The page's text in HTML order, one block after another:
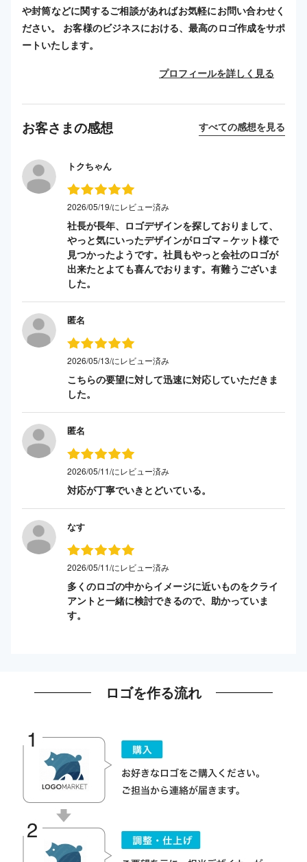
や封筒などに関するご相談があればお気軽にお問い合わせく
ださい。 お客様のビジネスにおける、最高のロゴ作成をサポ
ートいたします。
プロフィールを詳しく見る
お客さまの感想 すべての感想を見る
トクちゃん
2026/05/19/にレビュー済み
社長が長年、ロゴデザインを探しておりまして、
やっと気にいったデザインがロゴマ－ケット様で
見つかったようです。社員もやっと会社のロゴが
出来たとよても喜んでおります。有難うございま
した。
匿名
2026/05/13/にレビュー済み
こちらの要望に対して迅速に対応していただきま
した。
匿名
2026/05/11/にレビュー済み
対応が丁寧でいきとどいている。
なす
2026/05/11/にレビュー済み
多くのロゴの中からイメージに近いものをクライ
アントと一緒に検討できるので、助かっていま
す。
ロゴを作る流れ